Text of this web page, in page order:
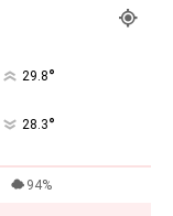
29.8°
28.3°
94%